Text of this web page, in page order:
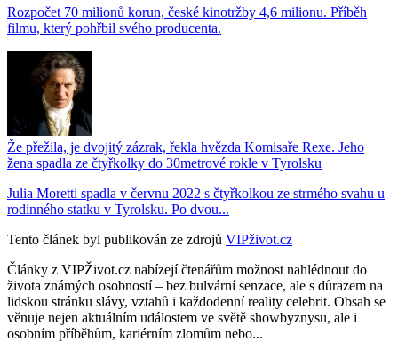
Rozpočet 70 milionů korun, české kinotržby 4,6 milionu. Příběh
filmu, který pohřbil svého producenta.
Že přežila, je dvojitý zázrak, řekla hvězda Komisaře Rexe. Jeho
žena spadla ze čtyřkolky do 30metrové rokle v Tyrolsku
Julia Moretti spadla v červnu 2022 s čtyřkolkou ze strmého svahu u
rodinného statku v Tyrolsku. Po dvou...
Tento článek byl publikován ze zdrojů VIPživot.cz
Články z VIPŽivot.cz nabízejí čtenářům možnost nahlédnout do
života známých osobností – bez bulvární senzace, ale s důrazem na
lidskou stránku slávy, vztahů i každodenní reality celebrit. Obsah se
věnuje nejen aktuálním událostem ve světě showbyznysu, ale i
osobním příběhům, kariérním zlomům nebo...